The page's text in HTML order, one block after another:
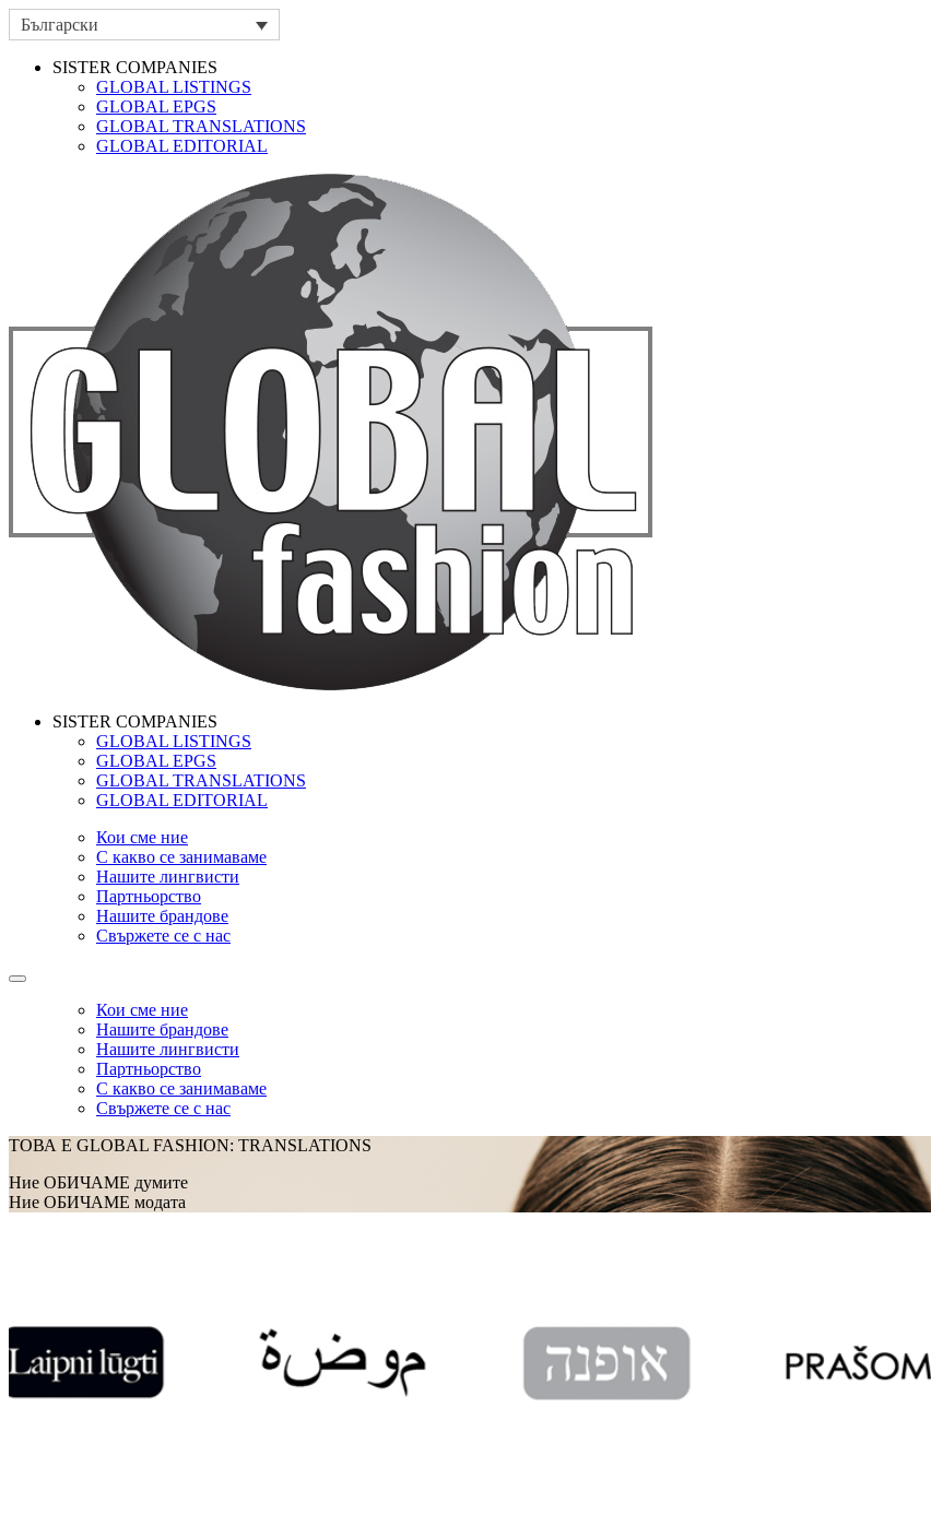
Български
SISTER COMPANIES
GLOBAL LISTINGS
GLOBAL EPGS
GLOBAL TRANSLATIONS
GLOBAL EDITORIAL
SISTER COMPANIES
GLOBAL LISTINGS
GLOBAL EPGS
GLOBAL TRANSLATIONS
GLOBAL EDITORIAL
Кои сме ние
С какво се занимаваме
Нашите лингвисти
Партньорство
Нашите брандове
Свържете се с нас
Кои сме ние
Нашите брандове
Нашите лингвисти
Партньорство
С какво се занимаваме
Свържете се с нас
ТОВА Е GLOBAL FASHION: TRANSLATIONS
Ние ОБИЧАМЕ думите
Ние ОБИЧАМЕ модата